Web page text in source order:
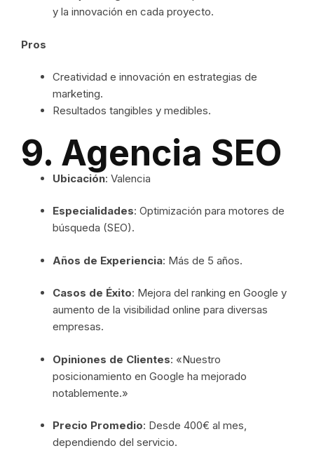
y la innovación en cada proyecto.
Pros
Creatividad e innovación en estrategias de
marketing.
Resultados tangibles y medibles.
9. Agencia SEO
Ubicación: Valencia
Especialidades: Optimización para motores de
búsqueda (SEO).
Años de Experiencia: Más de 5 años.
Casos de Éxito: Mejora del ranking en Google y
aumento de la visibilidad online para diversas
empresas.
Opiniones de Clientes: «Nuestro
posicionamiento en Google ha mejorado
notablemente.»
Precio Promedio: Desde 400€ al mes,
dependiendo del servicio.